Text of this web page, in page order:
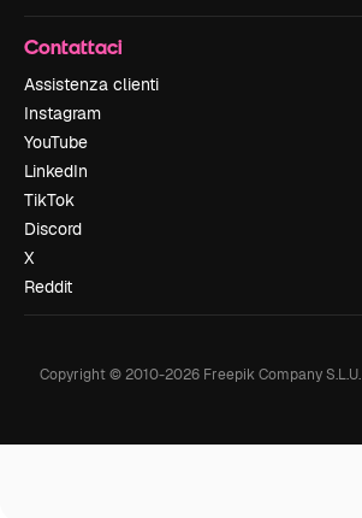
Contattaci
Assistenza clienti
Instagram
YouTube
LinkedIn
TikTok
Discord
X
Reddit
Copyright © 2010-2026Freepik Company S.L.U.